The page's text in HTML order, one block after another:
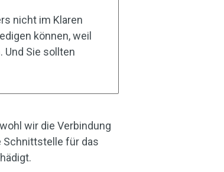
nicht im Klaren
können, weil
Und Sie sollten
wir die Verbindung
Schnittstelle für das